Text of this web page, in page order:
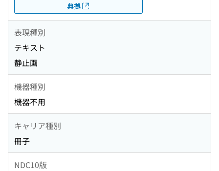
典拠
表現種別
テキスト
静止画
機器種別
機器不用
キャリア種別
冊子
NDC10版